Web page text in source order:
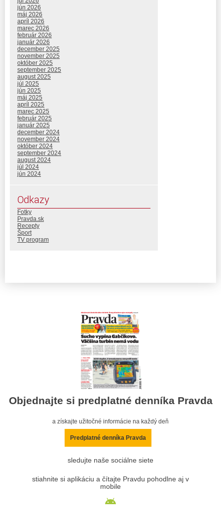
jún 2026
máj 2026
apríl 2026
marec 2026
február 2026
január 2026
december 2025
november 2025
október 2025
september 2025
august 2025
júl 2025
jún 2025
máj 2025
apríl 2025
marec 2025
február 2025
január 2025
december 2024
november 2024
október 2024
september 2024
august 2024
júl 2024
jún 2024
Odkazy
Fotky
Pravda.sk
Recepty
Šport
TV program
Objednajte si predplatné denníka Pravda
a získajte užitočné informácie na každý deň
Predplatné denníka Pravda
sledujte naše sociálne siete
stiahnite si aplikáciu a čítajte Pravdu pohodlne aj v
mobile